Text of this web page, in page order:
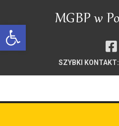
Open toolbar
SZYBKI KONTAKT: